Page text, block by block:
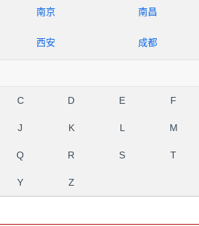
南京 南昌
西安 成都
C D E F
J K L M
Q R S T
Y Z